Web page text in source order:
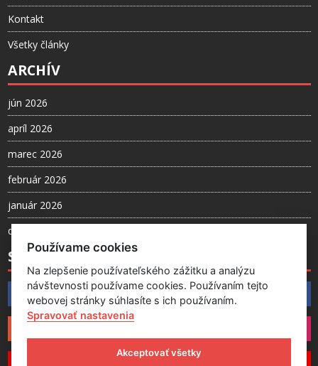
Kontakt
Všetky články
ARCHÍV
jún 2026
apríl 2026
marec 2026
február 2026
január 2026
december 2025
SLEDUJTE NÁS
Facebook
Používame cookies
Na zlepšenie používateľského zážitku a analýzu
návštevnosti používame cookies. Používaním tejto
webovej stránky súhlasíte s ich používaním.
Spravovať nastavenia
Akceptovať všetky